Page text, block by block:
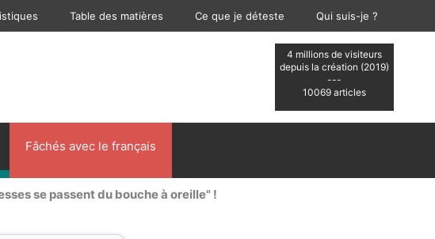
Table des matières Ce que je déteste Qui suis-je ?
4 millions de visiteurs
depuis la création (2019)
---
10069 articles
Fâchés avec le français
se passent du bouche à oreille" !